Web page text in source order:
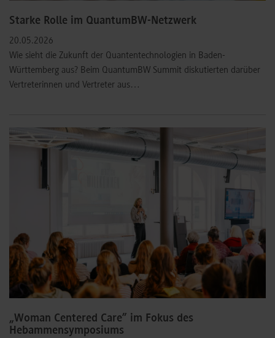
Starke Rolle im QuantumBW-Netzwerk
20.05.2026
Wie sieht die Zukunft der Quantentechnologien in Baden-
Württemberg aus? Beim QuantumBW Summit diskutierten darüber
Vertreterinnen und Vertreter aus…
„Woman Centered Care” im Fokus des
Hebammensymposiums